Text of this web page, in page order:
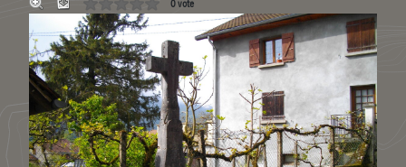
0 vote